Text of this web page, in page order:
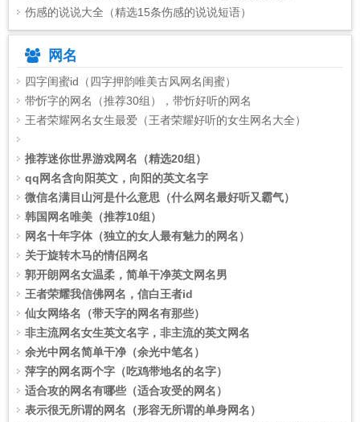
伤感的说说大全（精选15条伤感的说说短语）
网名
四字闺蜜id（四字押韵唯美古风网名闺蜜）
带忻字的网名（推荐30组），带忻好听的网名
王者荣耀网名女生最爱（王者荣耀好听的女生网名大全）
Warning: mt_rand(): max(-1) is smaller than min(0) in
D:\wwwroot\phpcms\libs\functions\global.func.php
line1972
Warning: mt_rand(): max(-1) is smaller than min(0) in
D:\wwwroot\phpcms\libs\functions\gl
推荐迷你世界游戏网名（精选20组）
qq网名含向阳英文，向阳的英文名字
微信名满目山河是什么意思（什么网名最好听又霸气）
韩国网名唯美（推荐10组）
网名十年字体（独立的女人最有魅力的网名）
关于旋转木马的情侣网名
郭开朗网名女温柔，简单干净英文网名男
王者荣耀我信佛网名，信白王者id
仙女网络名（带天字的网名有那些）
非主流网名女生英文名字，非主流的英文网名
余光中网名简单干净（余光中笔名）
萍字的网名两个字（吃鸡带地名的名字）
适合攻的网名有哪些（适合攻受的网名）
表示很无所谓的网名（形容无所谓的单身网名）